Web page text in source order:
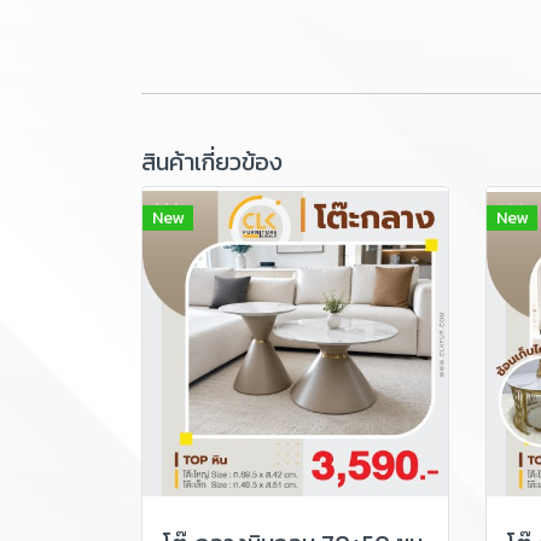
สินค้าเกี่ยวข้อง
New New